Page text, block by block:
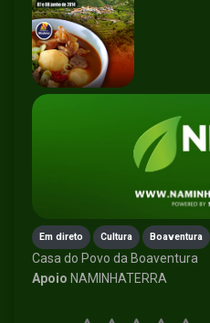
Em direto Cultura Boaventura
Casa do Povo da Boaventura
Apoio NAMINHATERRA